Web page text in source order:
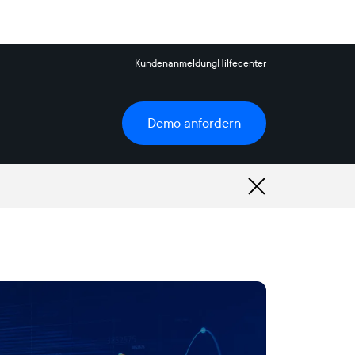
KundenanmeldungHilfecenter
Demo anfordern